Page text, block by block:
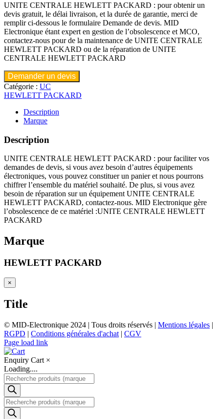
UNITE CENTRALE HEWLETT PACKARD : pour obtenir un
devis gratuit, le délai livraison, et la durée de garantie, merci de
remplir ci-dessous le formulaire Demande de devis. MID
Electronique étant expert en gestion de l’obsolescence et MCO,
contactez-nous pour de la maintenance de UNITE CENTRALE
HEWLETT PACKARD ou de la réparation de UNITE
CENTRALE HEWLETT PACKARD
Demander un devis
Catégorie : UC
HEWLETT PACKARD
Description
Marque
Description
UNITE CENTRALE HEWLETT PACKARD : pour faciliter vos
demandes de devis, si vous avez besoin d’autres équipements
électroniques, vous pouvez constituer un panier et nous pourrons
chiffrer l’ensemble du matériel souhaité. De plus, si vous avez
besoin de réparation sur un équipement UNITE CENTRALE
HEWLETT PACKARD, contactez-nous. MID Electronique gère
l’obsolescence de ce matériel :UNITE CENTRALE HEWLETT
PACKARD
Marque
HEWLETT PACKARD
Close
product
view
×
Title
© MID-Electronique 2024 | Tous droits réservés | Mentions légales |
RGPD | Conditions générales d'achat | CGV
LinkedIn
Indeed
Facebook
Page load link
Enquiry Cart ×
Loading....
Recherche
de
produits
Recherche
de